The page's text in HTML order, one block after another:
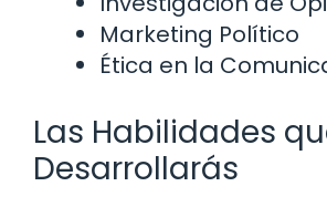
Marketing Político
Ética en la
Las Habilidades
Desarrollarás